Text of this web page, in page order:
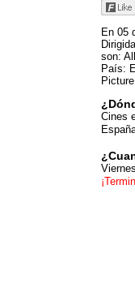
En 05
son:
País:
Cines